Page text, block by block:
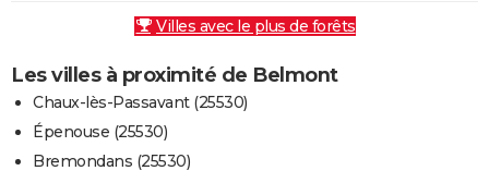
Villes avec le plus de forêts
Les villes à proximité de Belmont
Chaux-lès-Passavant (25530)
Épenouse (25530)
Bremondans (25530)